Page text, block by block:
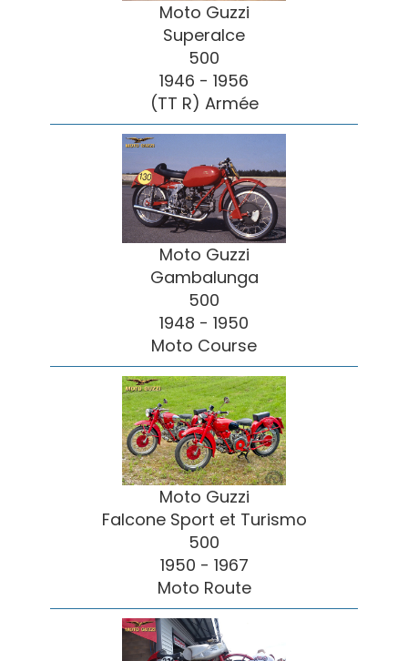
Moto Guzzi
Superalce
500
1946 - 1956
(TT R) Armée
Moto Guzzi
Gambalunga
500
1948 - 1950
Moto Course
Moto Guzzi
Falcone Sport et Turismo
500
1950 - 1967
Moto Route